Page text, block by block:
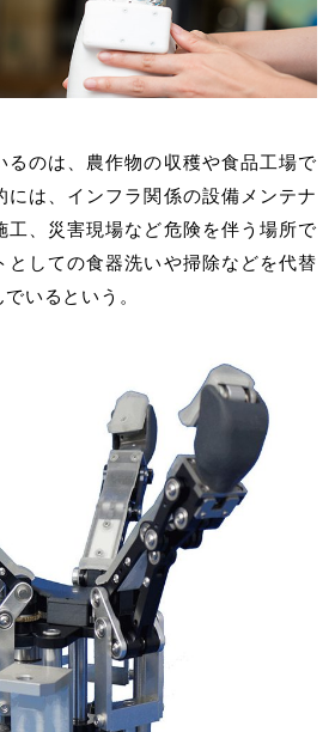
るのは、農作物の収穫や食品工場で
には、インフラ関係の設備メンテナ
工、災害現場など危険を伴う場所で
としての食器洗いや掃除などを代替
いるという。